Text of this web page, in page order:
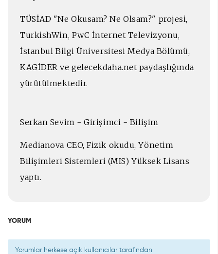
TÜSİAD "Ne Okusam? Ne Olsam?" projesi,
TurkishWin, PwC İnternet Televizyonu,
İstanbul Bilgi Üniversitesi Medya Bölümü,
KAGİDER ve gelecekdaha.net paydaşlığında
yürütülmektedir.
Serkan Sevim - Girişimci - Bilişim
Medianova CEO, Fizik okudu, Yönetim
Bilişimleri Sistemleri (MIS) Yüksek Lisans
yaptı.
YORUM
Yorumlar herkese açık kullanıcılar tarafından